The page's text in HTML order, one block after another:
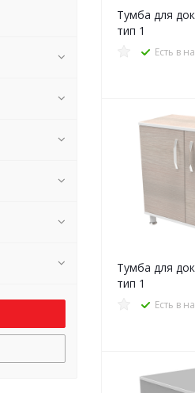
Тумба для
тип 1
Есть в
Тумба для
тип 1
Есть в